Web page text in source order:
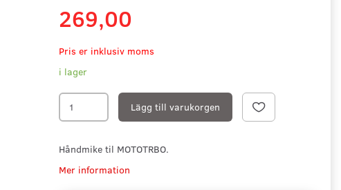
269,00
Pris er inklusiv moms
i lager
Lägg till varukorgen
Håndmike til MOTOTRBO.
Mer information